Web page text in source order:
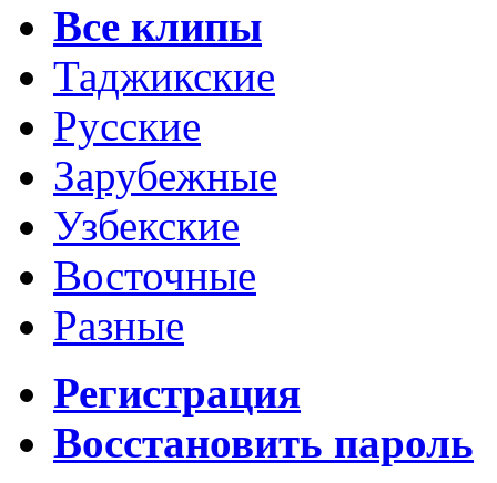
Все клипы
Таджикские
Русские
Зарубежные
Узбекские
Восточные
Разные
Регистрация
Восстановить пароль